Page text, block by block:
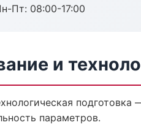
Пт: 08:00-17:00
и
параметров.